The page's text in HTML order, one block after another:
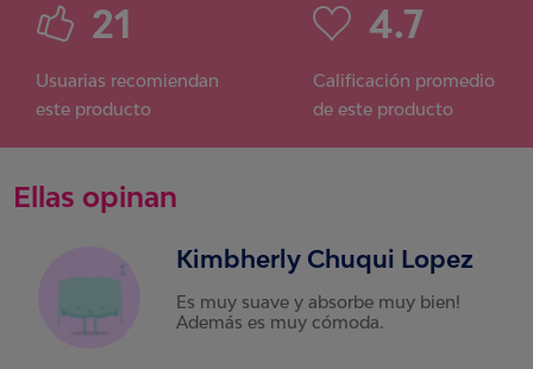
21
Usuarias recomiendan
este producto
4.7
Calificación promedio
de este producto
Ellas opinan
Kimbherly Chuqui Lopez
Es muy suave y absorbe muy bien!
Además es muy cómoda.